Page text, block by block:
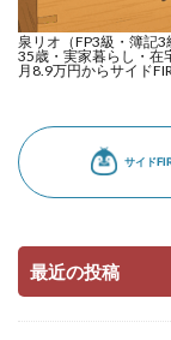
泉リオ（FP3級・簿記3
35歳・実家暮らし・在
月8.9万円からサイド
最近の投稿